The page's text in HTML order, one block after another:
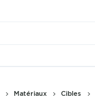
Matériaux Cibles